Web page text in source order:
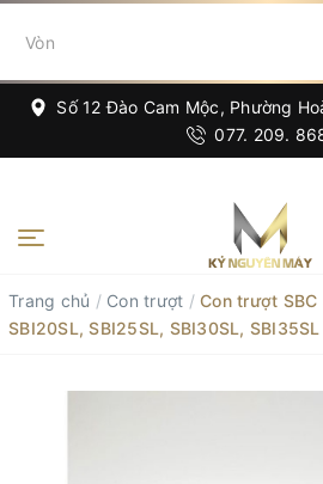
Số 12 Đào Cam Mộc, Phường
077. 209.
Trang chủ / Con trượt / Con trượt SBC
SBI20SL, SBI25SL, SBI30SL, SBI35SL